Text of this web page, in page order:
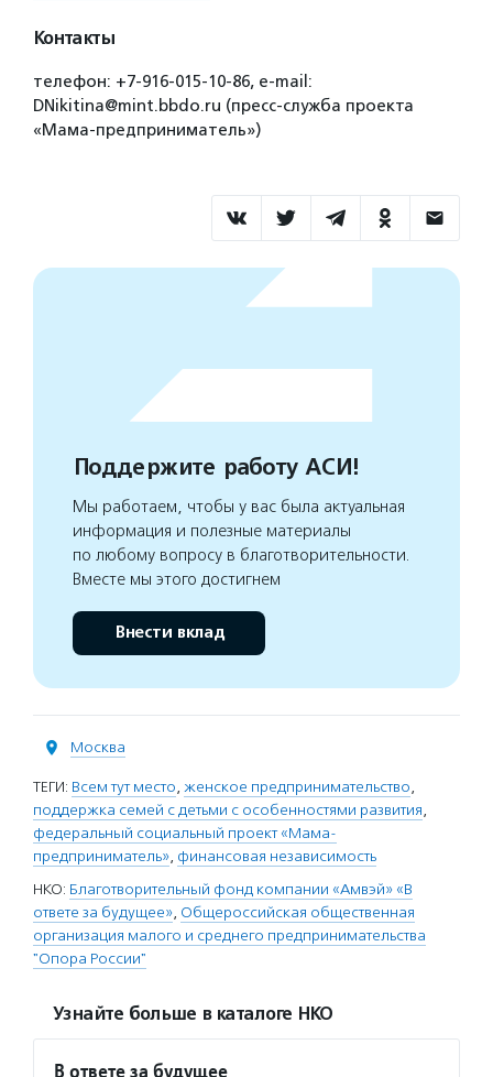
Контакты
телефон: +7-916-015-10-86, e-mail:
DNikitina@mint.bbdo.ru (пресс-служба проекта
«Мама-предприниматель»)
Поддержите работу АСИ!
Мы работаем, чтобы у вас была актуальная
информация и полезные материалы
по любому вопросу в благотворительности.
Вместе мы этого достигнем
Внести вклад
Москва
ТЕГИ: Всем тут место, женское предпринимательство,
поддержка семей с детьми с особенностями развития,
федеральный социальный проект «Мама-
предприниматель», финансовая независимость
НКО: Благотворительный фонд компании «Амвэй» «В
ответе за будущее», Общероссийская общественная
организация малого и среднего предпринимательства
"Опора России"
Узнайте больше в каталоге НКО
В ответе за будущее